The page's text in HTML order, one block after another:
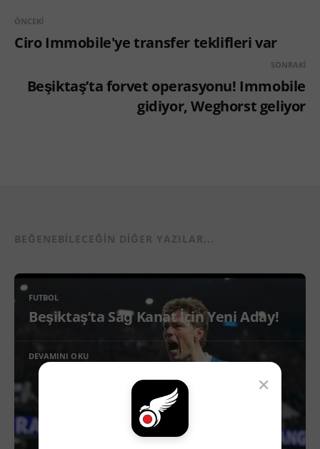
ÖNCEKI
Ciro Immobile'ye transfer teklifleri var
SONRAKI
Beşiktaş’ta forvet operasyonu! Immobile
gidiyor, Weghorst geliyor
BEĞENEBILECEĞIN DIĞER YAZILAR...
FUTBOL
Beşiktaş’ta Sağ Kanat İçin Yeni Aday!
DEVAMINI OKU
×